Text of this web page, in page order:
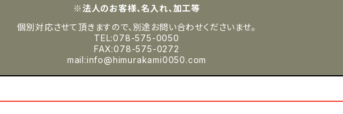
※法人のお客様、名入れ、加工等
個別対応させて頂きますので、別途お問い合わせくださいませ。
TEL:078-575-0050
FAX:078-575-0272
mail:info@himurakami0050.com